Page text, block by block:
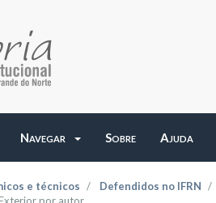
Navegar Sobre Ajuda
e técnicos Defendidos no IFRN